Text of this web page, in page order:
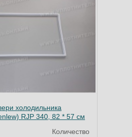
холодильника
RJP 340, 82 * 57 см
Количество